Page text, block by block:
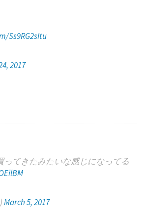
Ss9RG2sItu
2017
てきたみたいな感じになってる
March 5, 2017